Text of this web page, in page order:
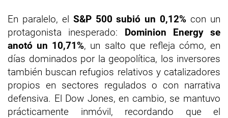
En paralelo, el S&P 500 subió un 0,12% con un
protagonista inesperado: Dominion Energy se
anotó un 10,71%, un salto que refleja cómo, en
días dominados por la geopolítica, los inversores
también buscan refugios relativos y catalizadores
propios en sectores regulados o con narrativa
defensiva. El Dow Jones, en cambio, se mantuvo
prácticamente inmóvil, recordando que el